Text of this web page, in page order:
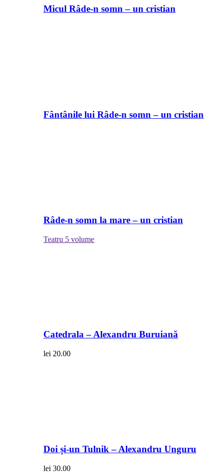
Micul Râde-n somn – un cristian
Fântânile lui Râde-n somn – un cristian
Râde-n somn la mare – un cristian
Teatru 5 volume
Catedrala – Alexandru Buruiană
lei 20.00
Doi și-un Tulnik – Alexandru Unguru
lei 30.00